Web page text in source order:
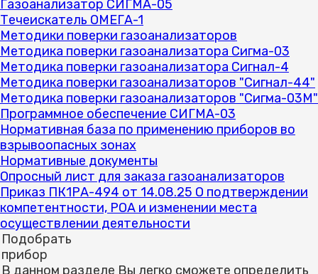
Газоанализатор СИГМА-05
Течеискатель ОМЕГА-1
Методики поверки газоанализаторов
Методика поверки газоанализатора Сигма-03
Методика поверки газоанализатора Сигнал-4
Методика поверки газоанализаторов "Сигнал-44"
Методика поверки газоанализаторов "Сигма-03М"
Программное обеспечение СИГМА-03
Нормативная база по применению приборов во
взрывоопасных зонах
Нормативные документы
Опросный лист для заказа газоанализаторов
Приказ ПК1РА-494 от 14.08.25 О подтверждении
компетентности, РОА и изменении места
осуществлении деятельности
Подобрать
прибор
В данном разделе Вы легко сможете определить